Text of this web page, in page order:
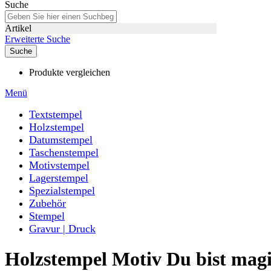
Suche
Artikel
Erweiterte Suche
Suche
Produkte vergleichen
Menü
Textstempel
Holzstempel
Datumstempel
Taschenstempel
Motivstempel
Lagerstempel
Spezialstempel
Zubehör
Stempel
Gravur | Druck
Holzstempel Motiv Du bist